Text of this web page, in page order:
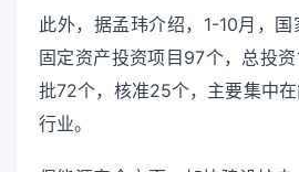
此外，据孟玮介绍，1-10月，
固定资产投资项目97个，总投
批72个，核准25个，主要集中
行业。